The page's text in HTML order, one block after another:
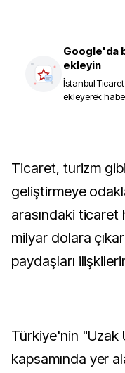
Google'da
ekleyin
İstanbul
ekleyerek
Ticaret, turizm gibi birçok alanda işbirliğini
geliştirmeye
arasındaki ticaret
milyar dolara
paydaşları
Türkiye'nin "Uzak
kapsamında yer